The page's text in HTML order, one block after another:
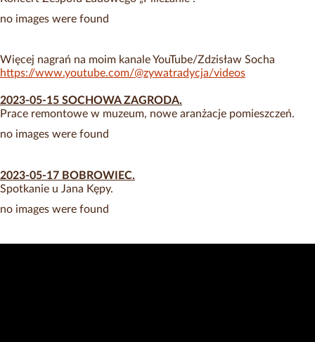
no images were found
Więcej nagrań na moim kanale YouTube/Zdzisław Socha
https://www.youtube.com/@zywatradycja/videos
2023-05-15 SOCHOWA ZAGRODA.
Prace remontowe w muzeum, nowe aranżacje pomieszczeń.
no images were found
2023-05-17 BOBROWIEC.
Spotkanie u Jana Kępy.
no images were found